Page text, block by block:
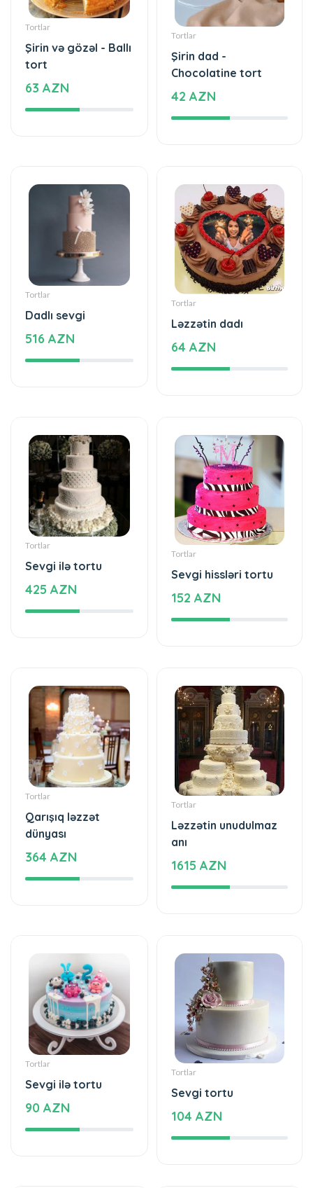
Tortlar
Şirin və gözəl - Ballı
tort
63 AZN
Tortlar
Şirin dad -
Chocolatine tort
42 AZN
Dadlı sevgi
516 AZN
Tortlar
Ləzzətin dadı
64 AZN
Tortlar
Sevgi ilə tortu
425 AZN
Tortlar
Sevgi hissləri tortu
152 AZN
Tortlar
Qarışıq ləzzət
dünyası
364 AZN
Tortlar
Ləzzətin unudulmaz
anı
1615 AZN
Tortlar
Sevgi ilə tortu
90 AZN
Tortlar
Sevgi tortu
104 AZN